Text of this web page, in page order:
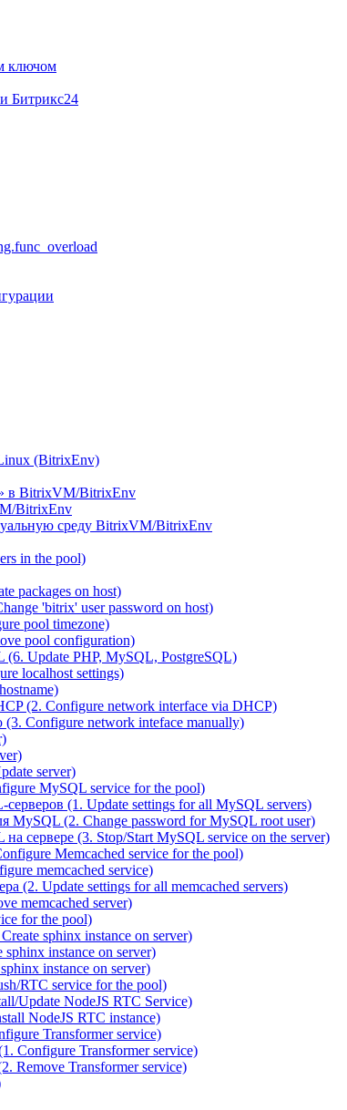
ключом
Битрикс24
(BitrixEnv)
в BitrixVM/BitrixEnv
BitrixEnv
среду BitrixVM/BitrixEnv
in the pool)
packages on host)
'bitrix' user password on host)
pool timezone)
pool configuration)
Update PHP, MySQL, PostgreSQL)
localhost settings)
(2. Configure network interface via DHCP)
(3. Configure network inteface manually)
server)
MySQL service for the pool)
(1. Update settings for all MySQL servers)
MySQL (2. Change password for MySQL root user)
сервере (3. Stop/Start MySQL service on the server)
Memcached service for the pool)
memcached service)
(2. Update settings for all memcached servers)
memcached server)
for the pool)
sphinx instance on server)
instance on server)
instance on server)
RTC service for the pool)
Update NodeJS RTC Service)
NodeJS RTC instance)
Transformer service)
Configure Transformer service)
Remove Transformer service)